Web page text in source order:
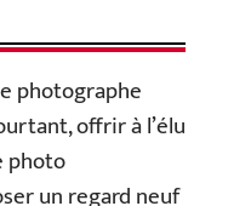
photographe
offrir à l’élu
photo
un regard neuf